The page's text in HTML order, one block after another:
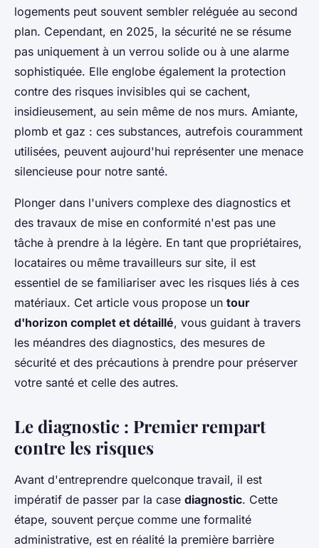
logements peut souvent sembler reléguée au second
plan. Cependant, en 2025, la sécurité ne se résume
pas uniquement à un verrou solide ou à une alarme
sophistiquée. Elle englobe également la protection
contre des risques invisibles qui se cachent,
insidieusement, au sein même de nos murs. Amiante,
plomb et gaz : ces substances, autrefois couramment
utilisées, peuvent aujourd'hui représenter une menace
silencieuse pour notre santé.
Plonger dans l'univers complexe des diagnostics et
des travaux de mise en conformité n'est pas une
tâche à prendre à la légère. En tant que propriétaires,
locataires ou même travailleurs sur site, il est
essentiel de se familiariser avec les risques liés à ces
matériaux. Cet article vous propose un tour
d'horizon complet et détaillé, vous guidant à travers
les méandres des diagnostics, des mesures de
sécurité et des précautions à prendre pour préserver
votre santé et celle des autres.
Le diagnostic : Premier rempart
contre les risques
Avant d'entreprendre quelconque travail, il est
impératif de passer par la case diagnostic. Cette
étape, souvent perçue comme une formalité
administrative, est en réalité la première barrière